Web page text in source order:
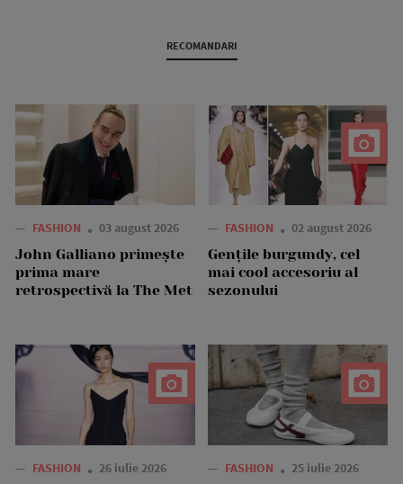
RECOMANDARI
— FASHION 03 august 2026
John Galliano primește
prima mare
retrospectivă la The Met
— FASHION 02 august 2026
Gențile burgundy, cel
mai cool accesoriu al
sezonului
— FASHION 26 iulie 2026 — FASHION 25 iulie 2026